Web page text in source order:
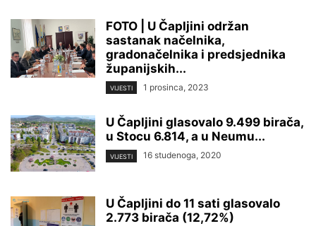
FOTO | U Čapljini održan
sastanak načelnika,
gradonačelnika i predsjednika
županijskih...
VIJESTI 1 prosinca, 2023
U Čapljini glasovalo 9.499 birača,
u Stocu 6.814, a u Neumu...
VIJESTI 16 studenoga, 2020
U Čapljini do 11 sati glasovalo
2.773 birača (12,72%)